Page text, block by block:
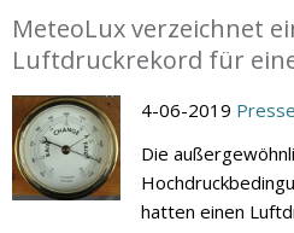
MeteoLux verzeichnet
Luftdruckrekord für
4-06-2019
Die
hatten einen